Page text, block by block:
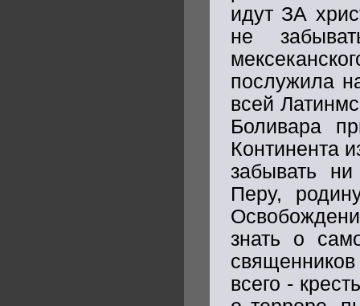
идут ЗА
не
послужила
всей
Боливара
Континента
забывать
Перу,
знать о
всего -